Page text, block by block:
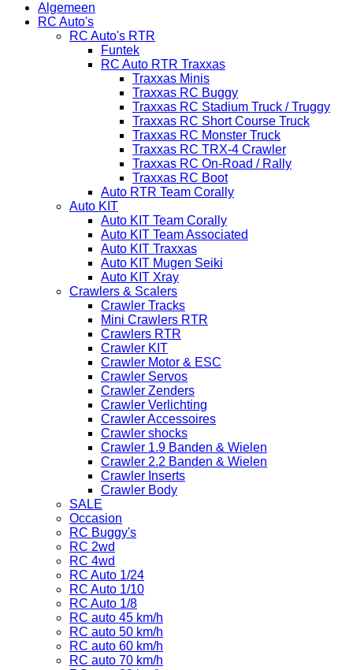
Algemeen
RC Auto's
RC Auto's RTR
Funtek
RC Auto RTR Traxxas
Traxxas Minis
Traxxas RC Buggy
Traxxas RC Stadium Truck / Truggy
Traxxas RC Short Course Truck
Traxxas RC Monster Truck
Traxxas RC TRX-4 Crawler
Traxxas RC On-Road / Rally
Traxxas RC Boot
Auto RTR Team Corally
Auto KIT
Auto KIT Team Corally
Auto KIT Team Associated
Auto KIT Traxxas
Auto KIT Mugen Seiki
Auto KIT Xray
Crawlers & Scalers
Crawler Tracks
Mini Crawlers RTR
Crawlers RTR
Crawler KIT
Crawler Motor & ESC
Crawler Servos
Crawler Zenders
Crawler Verlichting
Crawler Accessoires
Crawler shocks
Crawler 1.9 Banden & Wielen
Crawler 2.2 Banden & Wielen
Crawler Inserts
Crawler Body
SALE
Occasion
RC Buggy's
RC 2wd
RC 4wd
RC Auto 1/24
RC Auto 1/10
RC Auto 1/8
RC auto 45 km/h
RC auto 50 km/h
RC auto 60 km/h
RC auto 70 km/h